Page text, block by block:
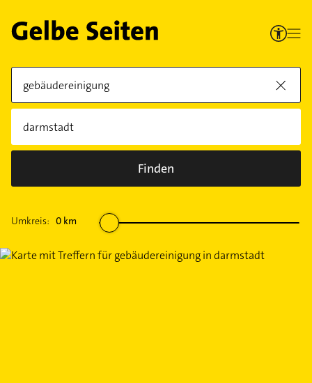
Finden
Umkreis: 0 km